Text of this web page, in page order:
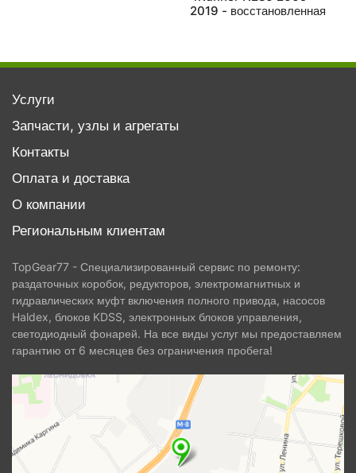
2019 - восстановленная
Услуги
Запчасти, узлы и агрегаты
Контакты
Оплата и доставка
О компании
Региональным клиентам
TopGear77 - Специализированный сервис по ремонту:
раздаточных коробок, редукторов, электромагнитных и
гидравлических муфт включения полного привода, насосов
Haldex, блоков KDSS, электронных блоков управления,
светодиодный фонарей. На все виды услуг мы предоставляем
гарантию от 6 месяцев без ограничения пробега!